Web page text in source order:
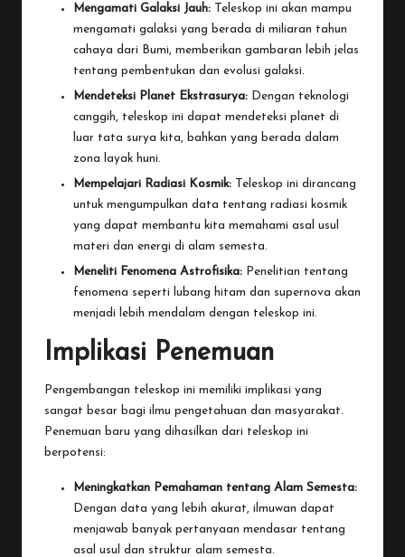
Mengamati Galaksi Jauh: Teleskop ini akan mampu
mengamati galaksi yang berada di miliaran tahun
cahaya dari Bumi, memberikan gambaran lebih jelas
tentang pembentukan dan evolusi galaksi.
Mendeteksi Planet Ekstrasurya: Dengan teknologi
canggih, teleskop ini dapat mendeteksi planet di
luar tata surya kita, bahkan yang berada dalam
zona layak huni.
Mempelajari Radiasi Kosmik: Teleskop ini dirancang
untuk mengumpulkan data tentang radiasi kosmik
yang dapat membantu kita memahami asal usul
materi dan energi di alam semesta.
Meneliti Fenomena Astrofisika: Penelitian tentang
fenomena seperti lubang hitam dan supernova akan
menjadi lebih mendalam dengan teleskop ini.
Implikasi Penemuan
Pengembangan teleskop ini memiliki implikasi yang
sangat besar bagi ilmu pengetahuan dan masyarakat.
Penemuan baru yang dihasilkan dari teleskop ini
berpotensi:
Meningkatkan Pemahaman tentang Alam Semesta:
Dengan data yang lebih akurat, ilmuwan dapat
menjawab banyak pertanyaan mendasar tentang
asal usul dan struktur alam semesta.